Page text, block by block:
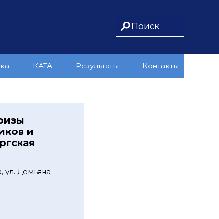
КАТА Результаты Контакты
и
ул. Демьяна